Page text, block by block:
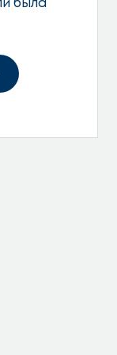
была